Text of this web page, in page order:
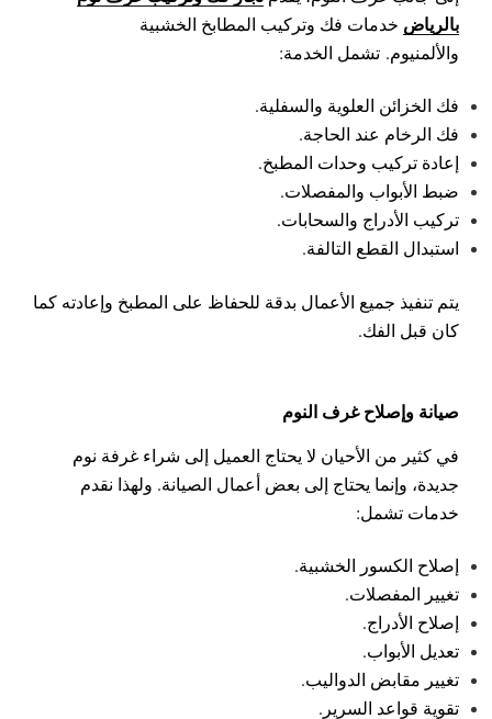
بالرياض خدمات فك وتركيب المطابخ الخشبية
والألمنيوم. تشمل الخدمة:
فك الخزائن العلوية والسفلية.
فك الرخام عند الحاجة.
إعادة تركيب وحدات المطبخ.
ضبط الأبواب والمفصلات.
تركيب الأدراج والسحابات.
استبدال القطع التالفة.
يتم تنفيذ جميع الأعمال بدقة للحفاظ على المطبخ وإعادته كما
كان قبل الفك.
صيانة وإصلاح غرف النوم
في كثير من الأحيان لا يحتاج العميل إلى شراء غرفة نوم
جديدة، وإنما يحتاج إلى بعض أعمال الصيانة. ولهذا نقدم
خدمات تشمل:
إصلاح الكسور الخشبية.
تغيير المفصلات.
إصلاح الأدراج.
تعديل الأبواب.
تغيير مقابض الدواليب.
تقوية قواعد السرير.